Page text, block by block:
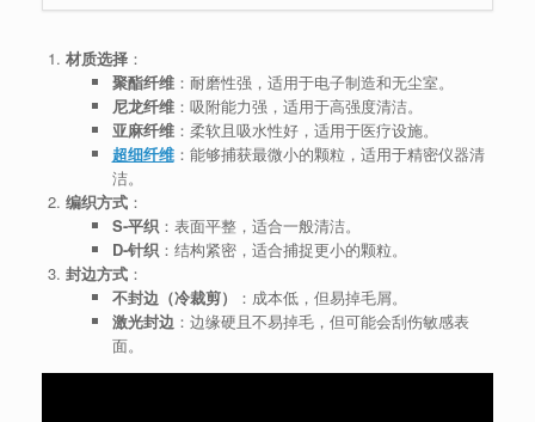
材质选择：
聚酯纤维：耐磨性强，适用于电子制造和无尘室。
尼龙纤维：吸附能力强，适用于高强度清洁。
亚麻纤维：柔软且吸水性好，适用于医疗设施。
超细纤维：能够捕获最微小的颗粒，适用于精密仪器清
洁。
编织方式：
S-平织：表面平整，适合一般清洁。
D-针织：结构紧密，适合捕捉更小的颗粒。
封边方式：
不封边（冷裁剪）
：成本低，但易掉毛屑。
激光封边 ：边缘硬且不易掉毛，但可能会刮伤敏感表
面。